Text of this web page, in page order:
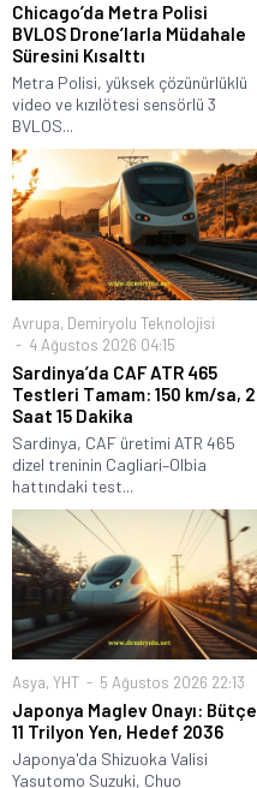
Chicago’da Metra Polisi
BVLOS Drone’larla Müdahale
Süresini Kısalttı
Metra Polisi, yüksek çözünürlüklü
video ve kızılötesi sensörlü 3
BVLOS...
Avrupa, Demiryolu Teknolojisi
4 Ağustos 2026 04:15
Sardinya’da CAF ATR 465
Testleri Tamam: 150 km/sa, 2
Saat 15 Dakika
Sardinya, CAF üretimi ATR 465
dizel treninin Cagliari–Olbia
hattındaki test...
Asya, YHT 5 Ağustos 2026 22:13
Japonya Maglev Onayı: Bütçe
11 Trilyon Yen, Hedef 2036
Japonya'da Shizuoka Valisi
Yasutomo Suzuki, Chuo